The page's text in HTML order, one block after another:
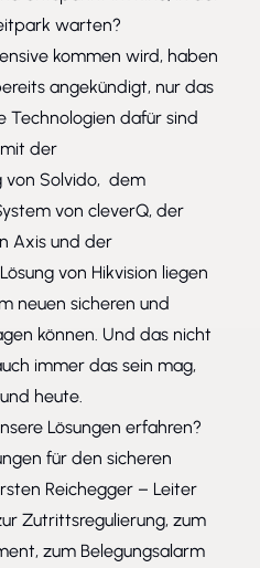
warten?
kommen wird, haben
angekündigt, nur das
Technologien dafür sind
der
von Solvido, dem
von cleverQ, der
Axis und der
von Hikvision liegen
neuen sicheren und
können. Und das nicht
immer das sein mag,
heute.
Lösungen erfahren?
für den sicheren
Reichegger – Leiter
Zutrittsregulierung, zum
zum Belegungsalarm